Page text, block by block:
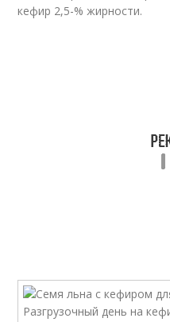
кефир 2,5-% жирности.